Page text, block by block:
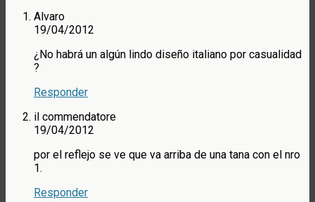
Alvaro
19/04/2012
¿No habrá un algún lindo diseño italiano por casualidad
?
Responder
il commendatore
19/04/2012
por el reflejo se ve que va arriba de una tana con el nro
1.
Responder